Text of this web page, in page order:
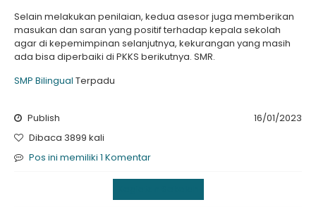
Selain melakukan penilaian, kedua asesor juga memberikan
masukan dan saran yang positif terhadap kepala sekolah
agar di kepemimpinan selanjutnya, kekurangan yang masih
ada bisa diperbaiki di PKKS berikutnya. SMR.
SMP Bilingual Terpadu
Publish
16/01/2023
Dibaca 3899 kali
Pos ini memiliki 1 Komentar